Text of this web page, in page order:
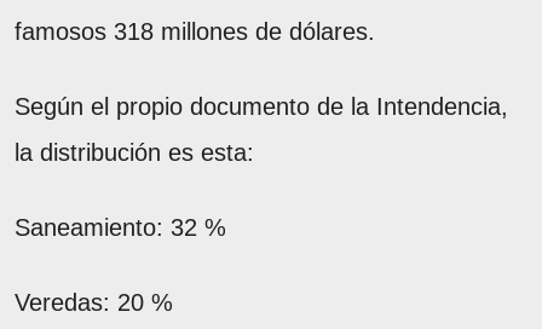
famosos 318 millones de dólares.
Según el propio documento de la Intendencia,
la distribución es esta:
Saneamiento: 32 %
Veredas: 20 %